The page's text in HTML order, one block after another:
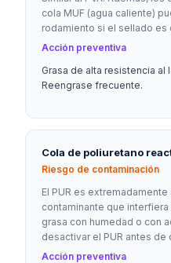
cola MUF (agua caliente)
rodamiento si el sellado es
Acción preventiva
Grasa de alta resistencia
Reengrase frecuente.
Cola de poliuretano
Riesgo de contaminación
El PUR es
contaminante que
grasa con humedad o con
desactivar el PUR antes de
Acción preventiva